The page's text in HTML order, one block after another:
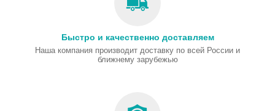
Быстро и качественно доставляем
Наша компания производит доставку по всей России и
ближнему зарубежью